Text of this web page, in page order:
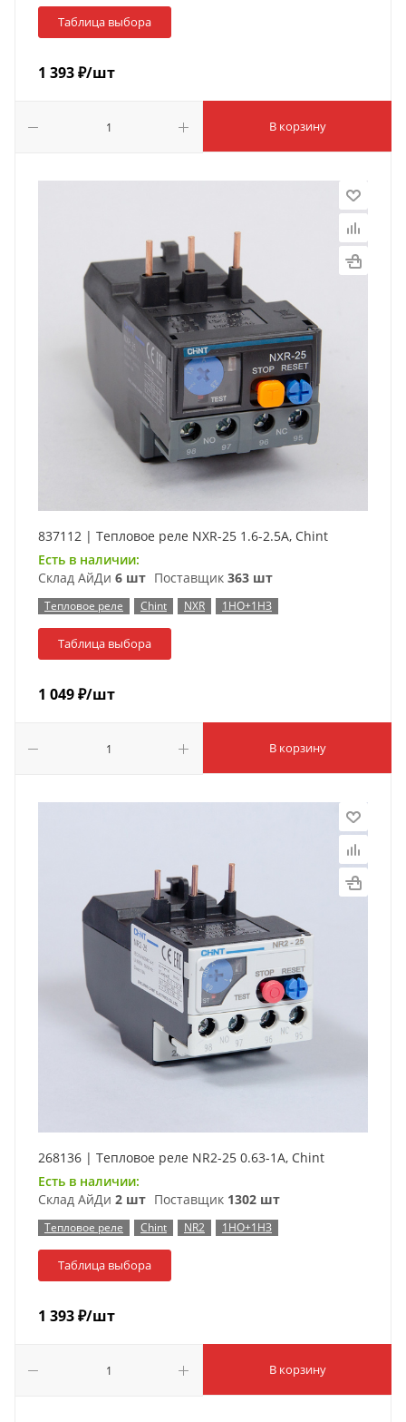
Таблица выбора
1 393₽/шт
В корзину
837112 | Тепловое реле NXR-25 1.6-2.5А, Chint
Есть в наличии:
Склад АйДи 6 шт Поставщик 363 шт
Тепловое реле Chint NXR 1НО+1НЗ
Таблица выбора
1 049₽/шт
В корзину
268136 | Тепловое реле NR2-25 0.63-1А, Chint
Есть в наличии:
Склад АйДи 2 шт Поставщик 1302 шт
Тепловое реле Chint NR2 1НО+1НЗ
Таблица выбора
1 393₽/шт
В корзину